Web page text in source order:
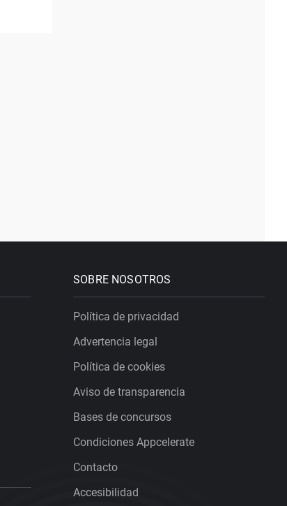
SOBRE NOSOTROS
Política de privacidad
Advertencia legal
Política de cookies
Aviso de transparencia
Bases de concursos
Condiciones Appcelerate
Contacto
Accesibilidad